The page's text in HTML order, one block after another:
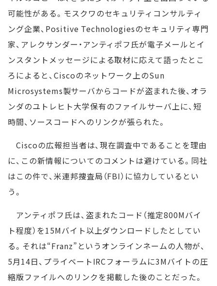
可能性がある。モスクワのセキュリティコンサルティ
ング企業、Positive Technologiesのセキュリティ専門
家、アレクサンダー・アンティポフ氏が電子メールとイ
ンスタントメッセージによる取材に応えて語ったとこ
ろによると、Ciscoのネットワーク上のSun
Microsystems製サーバからコードが盗まれた後、オラ
ンダのユトレヒト大学保有のファイルサーバ上に、短
時間、ソースコードへのリンクが張られた。
Ciscoの広報担当者は、現在調査中であることを理由
に、この新情報についてのコメントは避けている。同社
はこの件で、米連邦捜査局（FBI）に協力しているとい
う。
アンティポフ氏は、盗まれたコード（推定800Mバイ
ト程度）を15Mバイト以上ダウンロードしたとしてい
る。それは“Franz”というオンラインネームの人物が、
5月14日、プライベートIRCフォーラムに3Mバイトの圧
縮版ファイルへのリンクを掲載した後のことだった。